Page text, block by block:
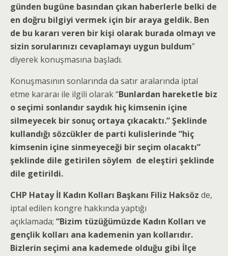
günden bugüne basından çıkan haberlerle belki de
en doğru bilgiyi vermek için bir araya geldik. Ben
de bu kararı veren bir kişi olarak burada olmayı ve
sizin sorularınızı cevaplamayı uygun buldum”
diyerek konuşmasına başladı.
Konuşmasının sonlarında da satır aralarında iptal
etme kararaı ile ilgili olarak “Bunlardan hareketle biz
o seçimi sonlandır saydık hiç kimsenin içine
silmeyecek bir sonuç ortaya çıkacaktı.” Şeklinde
kullandığı sözcükler de parti kulislerinde “hiç
kimsenin içine sinmeyeceği bir seçim olacaktı”
şeklinde dile getirilen söylem de eleştiri şeklinde
dile getirildi.
CHP Hatay İl Kadın Kolları Başkanı Filiz Haksöz de,
iptal edilen kongre hakkında yaptığı
açıklamada; “Bizim tüzüğümüzde Kadın Kolları ve
gençlik kolları ana kademenin yan kollarıdır.
Bizlerin seçimi ana kademede olduğu gibi İlçe